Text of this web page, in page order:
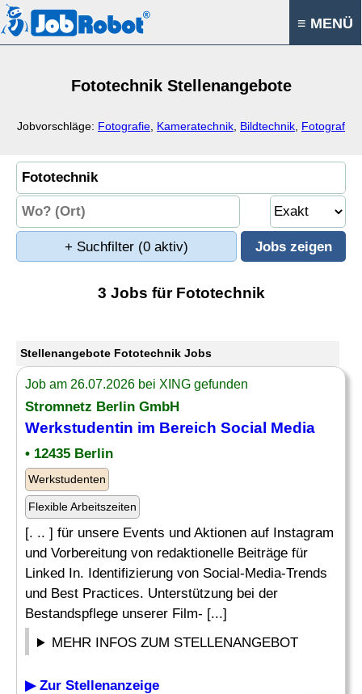
≡ MENÜ
Fototechnik Stellenangebote
Jobvorschläge: Fotografie Kameratechnik Bildtechnik Fotograf
+ Suchfilter (0 aktiv)
3 Jobs für Fototechnik
Stellenangebote Fototechnik Jobs
Job am 26.07.2026 bei XING gefunden
Stromnetz Berlin GmbH
Werkstudentin im Bereich Social Media
• 12435 Berlin
Werkstudenten
Flexible Arbeitszeiten
[. .. ] für unsere Events und Aktionen auf Instagram
und Vorbereitung von redaktionelle Beiträge für
Linked In. Identifizierung von Social-Media-Trends
und Best Practices. Unterstützung bei der
Bestandspflege unserer Film- [...]
MEHR INFOS ZUM STELLENANGEBOT
▶ Zur Stellenanzeige